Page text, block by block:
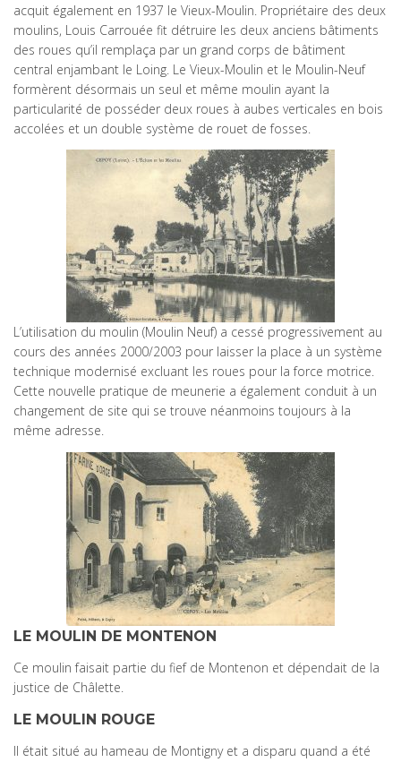
acquit également en 1937 le Vieux-Moulin. Propriétaire des deux
moulins, Louis Carrouée fit détruire les deux anciens bâtiments
des roues qu’il remplaça par un grand corps de bâtiment
central enjambant le Loing. Le Vieux-Moulin et le Moulin-Neuf
formèrent désormais un seul et même moulin ayant la
particularité de posséder deux roues à aubes verticales en bois
accolées et un double système de rouet de fosses.
L’utilisation du moulin (Moulin Neuf) a cessé progressivement au
cours des années 2000/2003 pour laisser la place à un système
technique modernisé excluant les roues pour la force motrice.
Cette nouvelle pratique de meunerie a également conduit à un
changement de site qui se trouve néanmoins toujours à la
même adresse.
LE MOULIN DE MONTENON
Ce moulin faisait partie du fief de Montenon et dépendait de la
justice de Châlette.
LE MOULIN ROUGE
Il était situé au hameau de Montigny et a disparu quand a été